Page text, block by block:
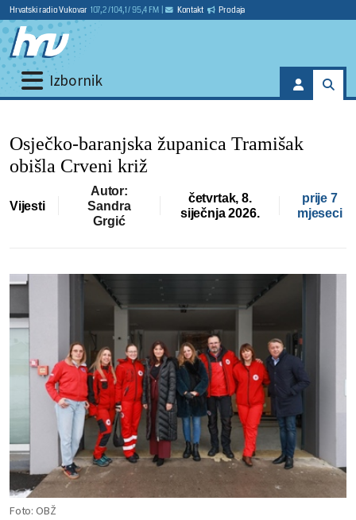
Hrvatski radio Vukovar 107,2 / 104,1 / 95,4 FM Kontakt Prodaja
Izbornik
Osječko-baranjska županica Tramišak
obišla Crveni križ
Vijesti
Autor:
Sandra
Grgić
četvrtak, 8.
siječnja 2026.
prije 7
mjeseci
Foto: OBŽ